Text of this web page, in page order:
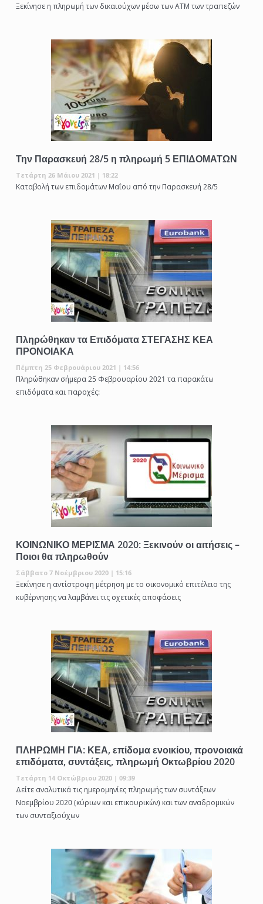
Ξεκίνησε η πληρωμή των δικαιούχων μέσω των ΑΤΜ των τραπεζών
Την Παρασκευή 28/5 η πληρωμή 5 ΕΠΙΔΟΜΑΤΩΝ
Τετάρτη 26 Μάιου 2021 | 18:22
Καταβολή των επιδομάτων Μαΐου από την Παρασκευή 28/5
Πληρώθηκαν τα Επιδόματα ΣΤΕΓΑΣΗΣ ΚΕΑ
ΠΡΟΝΟΙΑΚΑ
Πέμπτη 25 Φεβρουάριου 2021 | 14:56
Πληρώθηκαν σήμερα 25 Φεβρουαρίου 2021 τα παρακάτω
επιδόματα και παροχές:
ΚΟΙΝΩΝΙΚΟ ΜΕΡΙΣΜΑ 2020: Ξεκινούν οι αιτήσεις –
Ποιοι θα πληρωθούν
Σάββατο 7 Νοέμβριου 2020 | 15:16
Ξεκίνησε η αντίστροφη μέτρηση με το οικονομικό επιτέλειο της
κυβέρνησης να λαμβάνει τις σχετικές αποφάσεις
ΠΛΗΡΩΜΗ ΓΙΑ: ΚΕΑ, επίδομα ενοικίου, προνοιακά
επιδόματα, συντάξεις, πληρωμή Οκτωβρίου 2020
Τετάρτη 14 Οκτώβριου 2020 | 09:39
Δείτε αναλυτικά τις ημερομηνίες πληρωμής των συντάξεων
Νοεμβρίου 2020 (κύριων και επικουρικών) και των αναδρομικών
των συνταξιούχων